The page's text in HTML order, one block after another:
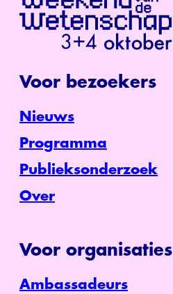
Voor bezoekers
Nieuws
Programma
Publieksonderzoek
Over
Voor organisaties
Ambassadeurs